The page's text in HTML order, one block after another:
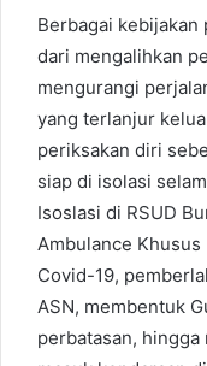
Berbagai kebijakan
dari mengalihkan
mengurangi
yang terlanjur
periksakan diri
siap di isolasi
Isoslasi di RSUD
Ambulance
Covid-19,
ASN, membentuk
perbatasan,